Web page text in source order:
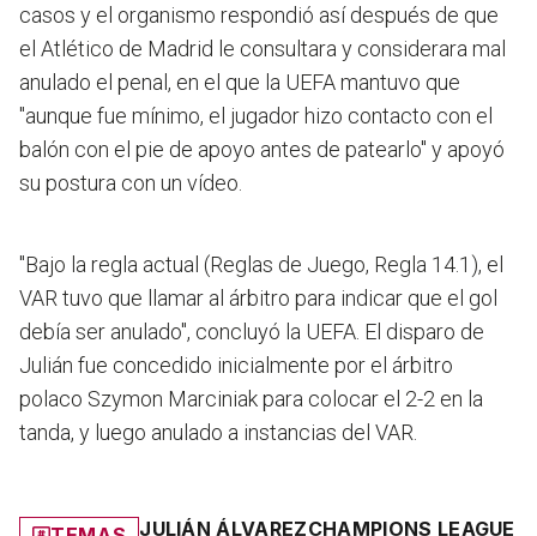
casos y el organismo respondió así después de que
el Atlético de Madrid le consultara y considerara mal
anulado el penal, en el que la UEFA mantuvo que
"aunque fue mínimo, el jugador hizo contacto con el
balón con el pie de apoyo antes de patearlo" y apoyó
su postura con un vídeo.
"Bajo la regla actual (Reglas de Juego, Regla 14.1), el
VAR tuvo que llamar al árbitro para indicar que el gol
debía ser anulado", concluyó la UEFA. El disparo de
Julián fue concedido inicialmente por el árbitro
polaco Szymon Marciniak para colocar el 2-2 en la
tanda, y luego anulado a instancias del VAR.
JULIÁN ÁLVAREZCHAMPIONS LEAGUE